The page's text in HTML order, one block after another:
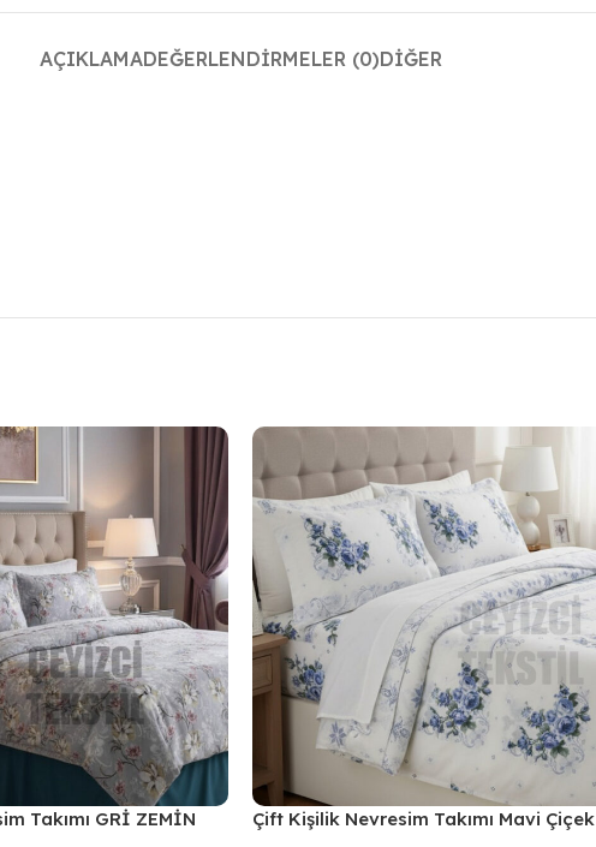
AÇIKLAMADEĞERLENDIRMELER (0)DIĞER
Takımı GRİ ZEMİN Çift Kişilik Nevresim Takımı Mavi Çiçek